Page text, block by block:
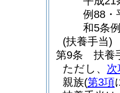
例88・
和5条
(扶養手当)
第9条
扶養
ただし、
親族(第3項